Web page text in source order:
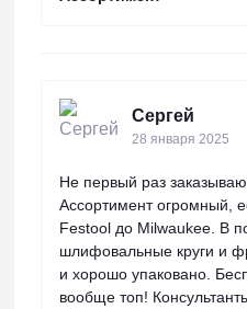
Сергей
28 января 2025
Не первый раз заказываю
Ассортимент огромный,
Festool до Milwaukee. В
шлифовальные круги и
и хорошо упаковано.
вообще топ!